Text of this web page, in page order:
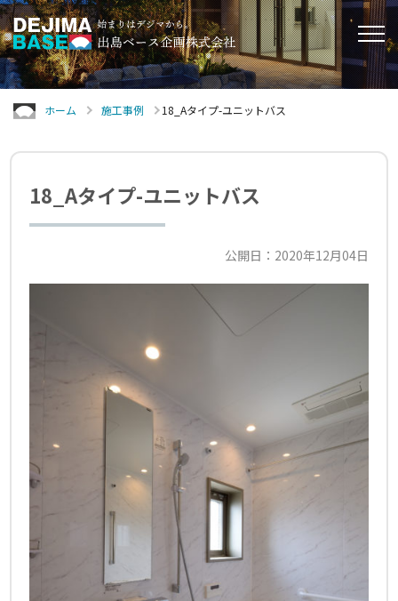
ホーム 施工事例 18_Aタイプ-ユニットバス
18_Aタイプ-ユニットバス
公開日：2020年12月04日